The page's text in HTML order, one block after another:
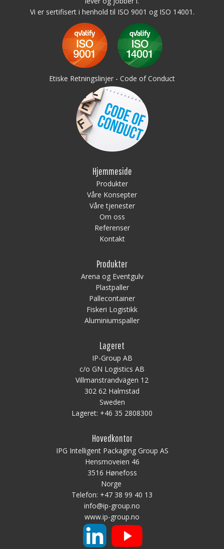
Vi er sertifisert i henhold til ISO 9001 og ISO 14001.
Etiske Retningslinjer - Code of Conduct
Hjemmeside
Produkter
Våre Konsepter
Våre tjenester
Om oss
Referenser
Kontakt
Produkter
Arena og Eventgulv
Plastpaller
Pallecontainer
Fiskeri Logistikk
Aluminiumspaller
Lageret
IP-Group AB
c/o GN Logistics AB
Villmanstrandvägen 12
302 62 Halmstad
Sweden
Lageret: +46 35 2808300
Hovedkontor
IPG Intelligent Packaging Group AS
Hensmoveien 46
3516 Hønefoss
Norge
Telefon: +47 38 99 40 13
info@ip-group.no
www.ip-group.no